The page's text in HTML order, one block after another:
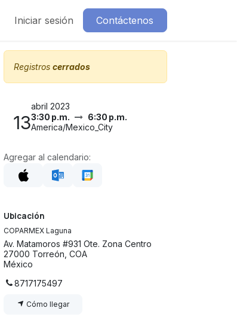
Iniciar sesión Contáctenos
Registros cerrados
13
abril 2023
3:30 p.m.
6:30 p.m.
America/Mexico_City
Agregar al calendario:
Ubicación
COPARMEX Laguna
Av. Matamoros #931 Ote. Zona Centro
27000 Torreón, COA
México
8717175497
Cómo llegar